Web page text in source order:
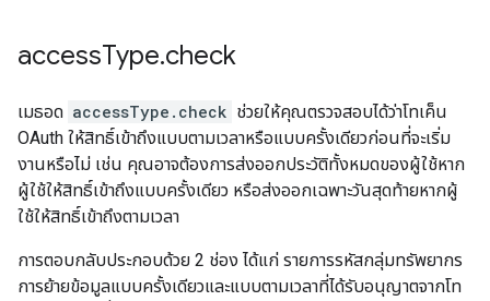
accessType.check
เมธอด accessType.check ช่วยให้คุณตรวจสอบได้ว่าโทเค็น
OAuth ให้สิทธิ์เข้าถึงแบบตามเวลาหรือแบบครั้งเดียวก่อนที่จะเริ่ม
งานหรือไม่ เช่น คุณอาจต้องการส่งออกประวัติทั้งหมดของผู้ใช้หาก
ผู้ใช้ให้สิทธิ์เข้าถึงแบบครั้งเดียว หรือส่งออกเฉพาะวันสุดท้ายหากผู้
ใช้ให้สิทธิ์เข้าถึงตามเวลา
การตอบกลับประกอบด้วย 2 ช่อง ได้แก่ รายการรหัสกลุ่มทรัพยากร
การย้ายข้อมูลแบบครั้งเดียวและแบบตามเวลาที่ได้รับอนุญาตจากโท